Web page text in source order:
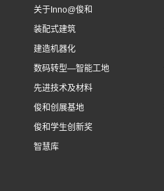
关于Inno@俊和
装配式建筑
建造机器化
数码转型—智能工地
先进技术及材料
俊和创展基地
俊和学生创新奖
智慧库